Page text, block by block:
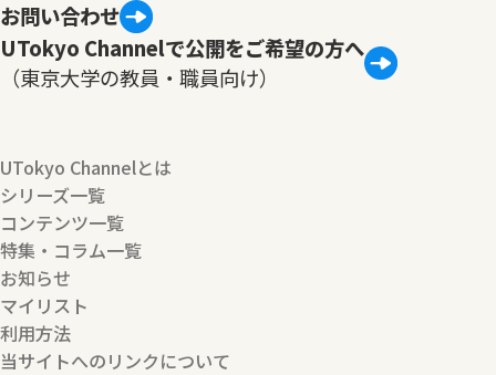
お問い合わせ
UTokyo Channelで公開をご希望の方へ
（東京大学の教員・職員向け）
UTokyo Channelとは
シリーズ一覧
コンテンツ一覧
特集・コラム一覧
お知らせ
マイリスト
利用方法
当サイトへのリンクについて